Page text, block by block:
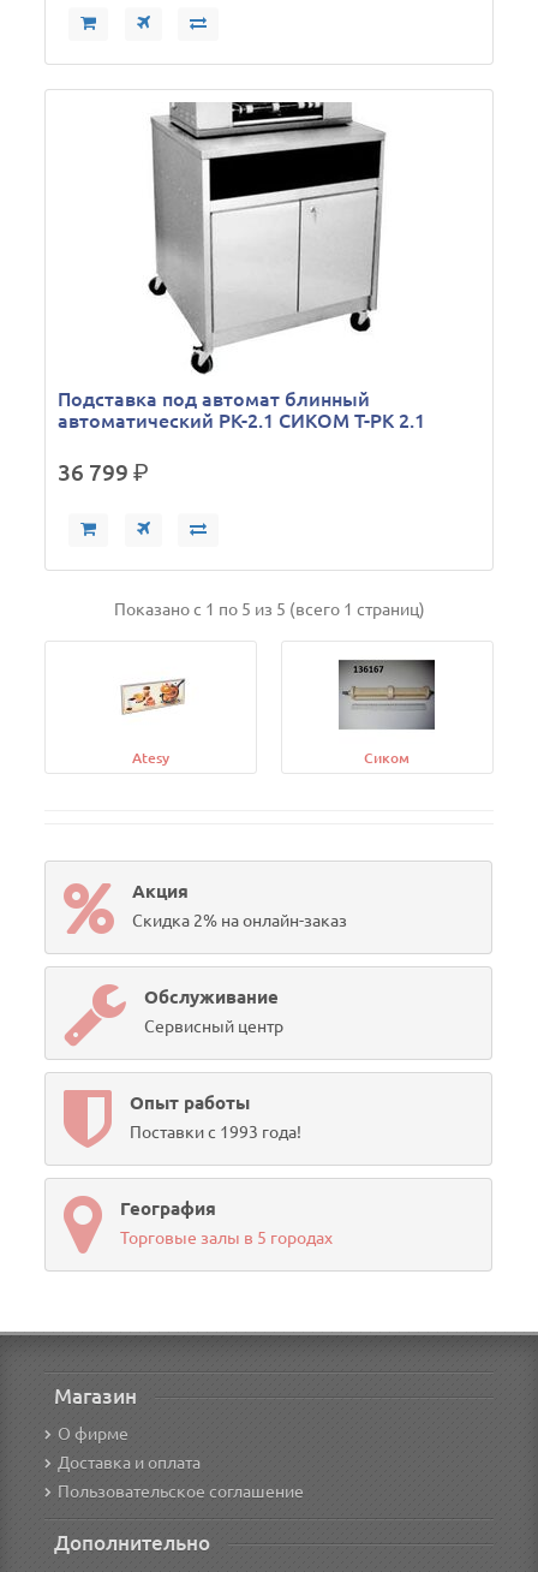
Подставка под автомат блинный
автоматический РК-2.1 СИКОМ Т-РК 2.1
36 799р.
Показано с 1 по 5 из 5 (всего 1 страниц)
Atesy Сиком
Акция
Скидка 2% на онлайн-заказ
Обслуживание
Сервисный центр
Опыт работы
Поставки с 1993 года!
География
Торговые залы в 5 городах
Магазин
О фирме
Доставка и оплата
Пользовательское соглашение
Дополнительно